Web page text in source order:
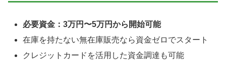
必要資金：3万円〜5万円から開始可能
在庫を持たない無在庫販売なら資金ゼロでスタート
クレジットカードを活用した資金調達も可能